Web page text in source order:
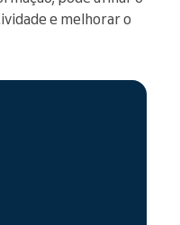
e melhorar o